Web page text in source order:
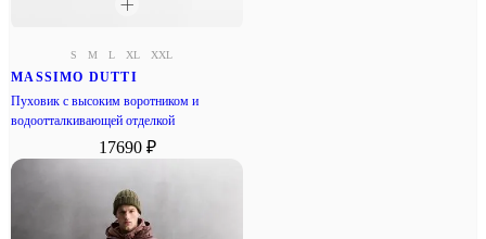
S M L XL XXL
MASSIMO DUTTI
Пуховик с высоким воротником и
водоотталкивающей отделкой
17690 ₽